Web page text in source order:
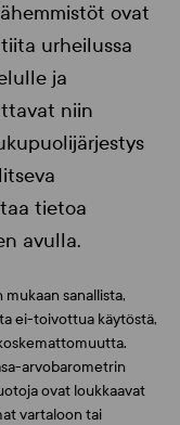
ovat
urheilussa
ja
niin
tietoa
avulla.
sanallista,
ei-toivottua käytöstä,
arvobarometrin
ovat loukkaavat
vartaloon tai